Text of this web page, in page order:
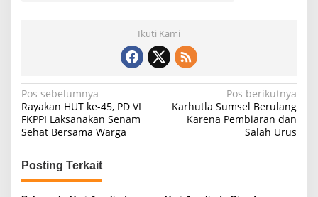
Ikuti Kami
N
a
v
i
g
Pos sebelumnya
Rayakan HUT ke-45, PD VI
FKPPI Laksanakan Senam
Sehat Bersama Warga
Pos berikutnya
Karhutla Sumsel Berulang
Karena Pembiaran dan
Salah Urus
Posting Terkait